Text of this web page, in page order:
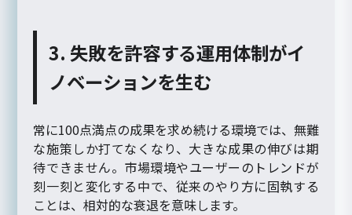
3. 失敗を許容する運用体制がイ
ノベーションを生む
常に100点満点の成果を求め続ける環境では、無難
な施策しか打てなくなり、大きな成果の伸びは期
待できません。市場環境やユーザーのトレンドが
刻一刻と変化する中で、従来のやり方に固執する
ことは、相対的な衰退を意味します。